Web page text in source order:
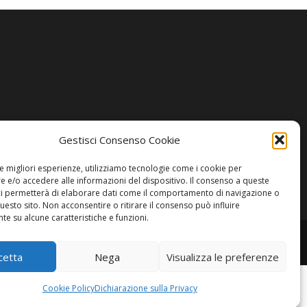
Gestisci Consenso Cookie
migliori esperienze, utilizziamo tecnologie come i cookie per
e/o accedere alle informazioni del dispositivo. Il consenso a queste
permetterà di elaborare dati come il comportamento di navigazione o
sito. Non acconsentire o ritirare il consenso può influire
su alcune caratteristiche e funzioni.
Nega Visualizza le preferenze
Cookie PolicyDichiarazione sulla Privacy